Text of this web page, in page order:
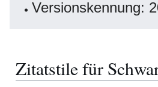
Versionskennung:
Zitatstile für